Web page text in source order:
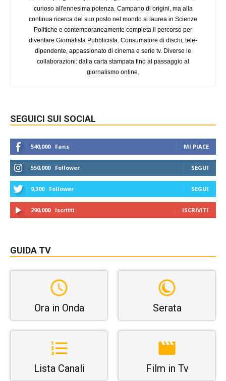
curioso all'ennesima potenza. Campano di origini, ma alla
continua ricerca del suo posto nel mondo si laurea in Scienze
Politiche e contemporaneamente completa il percorso per
diventare Giornalista Pubblicista. Consumatore di dischi, tele-
dipendente, appassionato di cinema e serie tv. Diverse le
collaborazioni: dalla carta stampata fino al passaggio al
giornalismo online.
SEGUICI SUI SOCIAL
540,000 Fans MI PIACE
550,000 Follower SEGUI
9,300 Follower SEGUI
290,000 Iscritti ISCRIVITI
GUIDA TV
Ora in Onda Serata
Lista Canali Film in Tv